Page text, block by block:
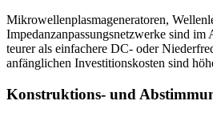
Mikrowellenplasmageneratoren,
Impedanzanpassungsnetzwerke sind
teurer als einfachere DC- oder
anfänglichen Investitionskosten sind
Konstruktions- und